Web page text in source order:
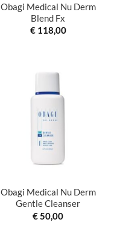
Obagi Medical Nu Derm
Blend Fx
€118,00
Obagi Medical Nu Derm
Gentle Cleanser
€50,00